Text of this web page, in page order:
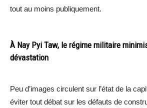
tout au moins publiquement.
À Nay Pyi Taw, le régime militaire
dévastation
Peu d’images circulent sur l’état de la
éviter tout débat sur les défauts de